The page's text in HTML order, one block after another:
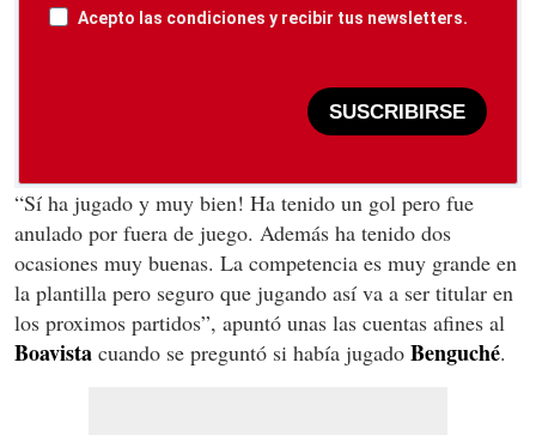
Acepto las condiciones y recibir tus newsletters.
SUSCRIBIRSE
“Sí ha jugado y muy bien! Ha tenido un gol pero fue
anulado por fuera de juego. Además ha tenido dos
ocasiones muy buenas. La competencia es muy grande en
la plantilla pero seguro que jugando así va a ser titular en
los proximos partidos”, apuntó unas las cuentas afines al
Boavista cuando se preguntó si había jugado Benguché.